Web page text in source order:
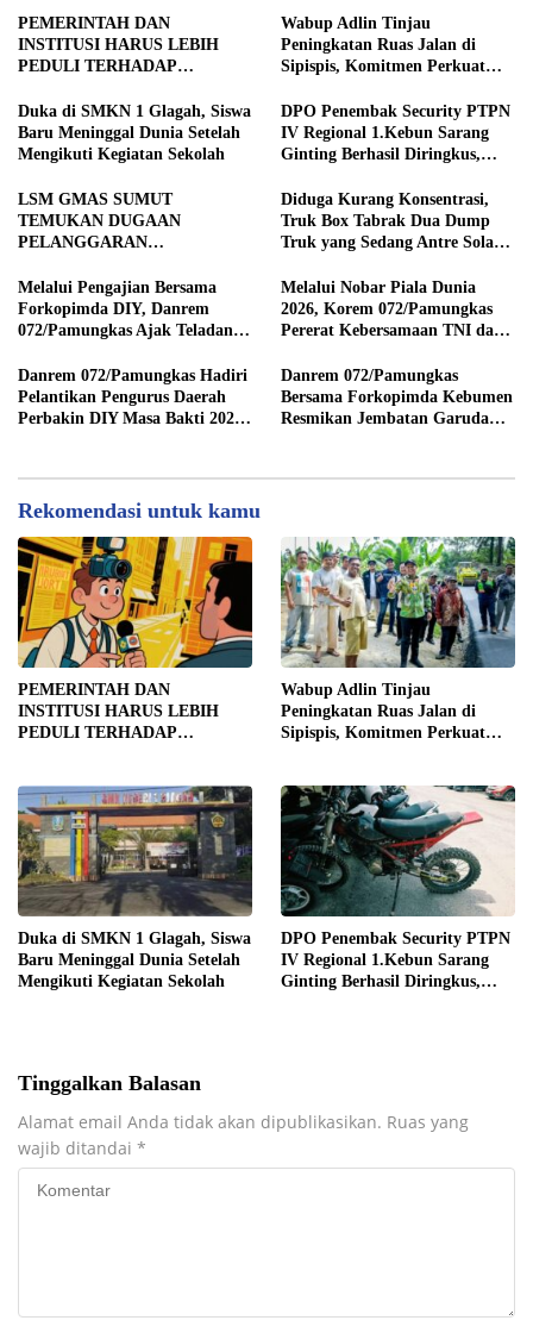
PEMERINTAH DAN
INSTITUSI HARUS LEBIH
PEDULI TERHADAP
STRATEGIS PEMBANGUNAN
Wabup Adlin Tinjau
Peningkatan Ruas Jalan di
Sipispis, Komitmen Perkuat
Duka di SMKN 1 Glagah, Siswa
Baru Meninggal Dunia Setelah
Mengikuti Kegiatan Sekolah
DPO Penembak Security PTPN
IV Regional 1.Kebun Sarang
Ginting Berhasil Diringkus,
2025
LSM GMAS SUMUT
TEMUKAN DUGAAN
PELANGGARAN
JUTA DI SERGAI:
DIBORONGKAN KE PIHAK
LUAR DESA, PEKERJA
Diduga Kurang Konsentrasi,
Truk Box Tabrak Dua Dump
Truk yang Sedang Antre Solar
Melalui Pengajian Bersama
Forkopimda DIY, Danrem
072/Pamungkas Ajak Teladani
Diponegoro
Melalui Nobar Piala Dunia
2026, Korem 072/Pamungkas
Pererat Kebersamaan TNI dan
Danrem 072/Pamungkas Hadiri
Pelantikan Pengurus Daerah
Perbakin DIY Masa Bakti 2026-
Danrem 072/Pamungkas
Bersama Forkopimda Kebumen
Resmikan Jembatan Garuda
Rekomendasi untuk kamu
PEMERINTAH DAN
INSTITUSI HARUS LEBIH
PEDULI TERHADAP
Wabup Adlin Tinjau
Peningkatan Ruas Jalan di
Sipispis, Komitmen Perkuat
Duka di SMKN 1 Glagah, Siswa
Baru Meninggal Dunia Setelah
Mengikuti Kegiatan Sekolah
DPO Penembak Security PTPN
IV Regional 1.Kebun Sarang
Ginting Berhasil Diringkus,
Tinggalkan Balasan
Alamat email Anda tidak akan dipublikasikan. Ruas yang
wajib ditandai *